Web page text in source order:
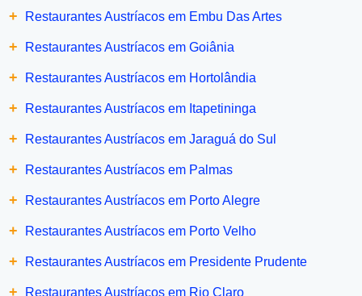
+ Restaurantes Austríacos em Embu Das Artes
+ Restaurantes Austríacos em Goiânia
+ Restaurantes Austríacos em Hortolândia
+ Restaurantes Austríacos em Itapetininga
+ Restaurantes Austríacos em Jaraguá do Sul
+ Restaurantes Austríacos em Palmas
+ Restaurantes Austríacos em Porto Alegre
+ Restaurantes Austríacos em Porto Velho
+ Restaurantes Austríacos em Presidente Prudente
+ Restaurantes Austríacos em Rio Claro